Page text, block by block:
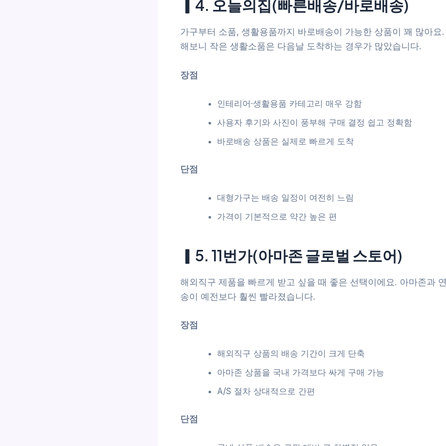
▎4. 오늘의집(빠른배송/바로배송)
가구부터 소품, 생활용품까지 바로배송이 가능한 상품이 꽤 많아요
해보니 작은 생활소품은 다음날 도착하는 경우가 많았습니다.
장점
인테리어·생활용품 카테고리 매우 강함
사용자 후기와 사진이 풍부해 구매 결정 쉽고 정확함
바로배송 상품은 실제로 빠르게 도착
단점
대형가구는 배송 일정이 여전히 느림
가격이 기본적으로 약간 높은 편
▎5. 11번가(아마존 글로벌 스토어)
해외직구 제품을 빠르게 받고 싶을 때 좋은 선택이에요. 아마존과
송이 예전보다 훨씬 빨라졌습니다.
장점
해외직구 상품의 배송 기간이 크게 단축
아마존 상품을 국내 가격보다 싸게 구매 가능
A/S 절차 상대적으로 간편
단점